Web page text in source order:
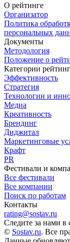
О рейтинге
Организатор
Политика
персональных
Документы
Методология
Положение о
Категории
Эффективность
Стратегия
Технологии и
Медиа
Креативность
Брендинг
Диджитал
Маркетинговые
Крафт
PR
Фестивали и
Все фестивали
Все компании
Поиск по работам
Контакты
rating@sostav.ru
Следите за нами в
© Sostav.ru. Все